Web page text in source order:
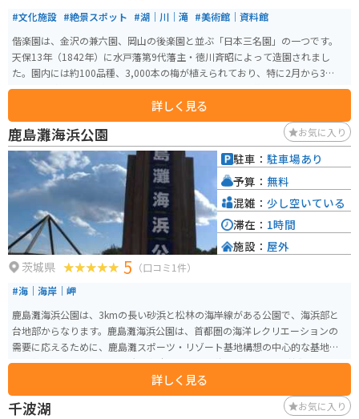
#文化施設 #絶景スポット #湖｜川｜滝 #美術館｜資料館
偕楽園は、金沢の兼六園、岡山の後楽園と並ぶ「日本三名園」の一つです。
天保13年（1842年）に水戸藩第9代藩主・徳川斉昭によって造園されまし
た。園内には約100品種、3,000本の梅が植えられており、特に2月から3月に
かけて開催される「水戸の梅まつり」では、美しい梅の花を楽しむことがで
きます。周辺には千波湖や茨城県立近代美術館などの観光スポットも多く、
併せての訪問がオススメです。 また、園内には藩主の別邸であった「好文
亭」があり、こちらも見どころの一つです。好文亭は二階建てで、上階から
は千波湖を一望できる絶景が広がります。さらに、秋には紅葉が美しく、四
季折々の自然を楽しむことができます。
詳しく見る
鹿島灘海浜公園 お気に入り
茨城県 5 （口コミ1件）
#海｜海岸｜岬
鹿島灘海浜公園は、3kmの長い砂浜と松林の海岸線がある公園で、海浜部と
台地部からなります。鹿島灘海浜公園は、首都圏の海洋レクリエーションの
需要に応えるために、鹿島灘スポーツ・リゾート基地構想の中心的な基地と
して整備されています。 最大の魅力は、美しい海岸線で、白い砂浜と夕日や
富士山を見渡せる遊歩道が最高です。季節ごとに様々な花が咲き、桜、ハマボ
ウ、コスモス、梅などが楽しめます。また、年間を通じて様々なイベントが
開催され、桜まつり、花火大会、海開き祭り、サマーフェスタ、コスモスま
詳しく見る
駐車： 駐車場あり
予算： 無料
混雑： 少し空いている
滞在： 1時間
施設： 屋外
千波湖 お気に入り